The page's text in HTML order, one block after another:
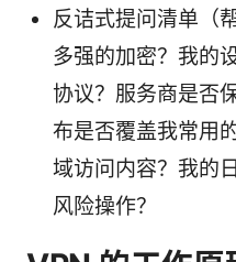
反诘式提问清单（
多强的加密？我的
协议？服务商是否
布是否覆盖我常用
域访问内容？我的
风险操作？